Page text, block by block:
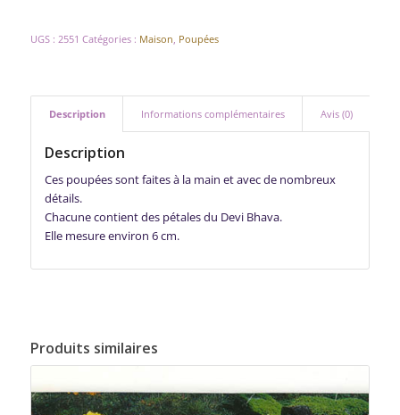
UGS : 2551 Catégories : Maison, Poupées
Description Informations complémentaires Avis (0)
Description
Ces poupées sont faites à la main et avec de nombreux
détails.
Chacune contient des pétales du Devi Bhava.
Elle mesure environ 6 cm.
Produits similaires